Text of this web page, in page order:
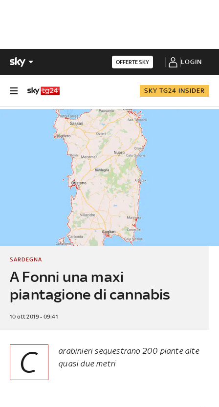
OFFERTE SKY LOGIN
SKY TG24 INSIDER
A Fonni una maxi
piantagione di cannabis
SARDEGNA
10 ott 2019 - 09:41
C
arabinieri sequestrano 200 piante alte
quasi due metri